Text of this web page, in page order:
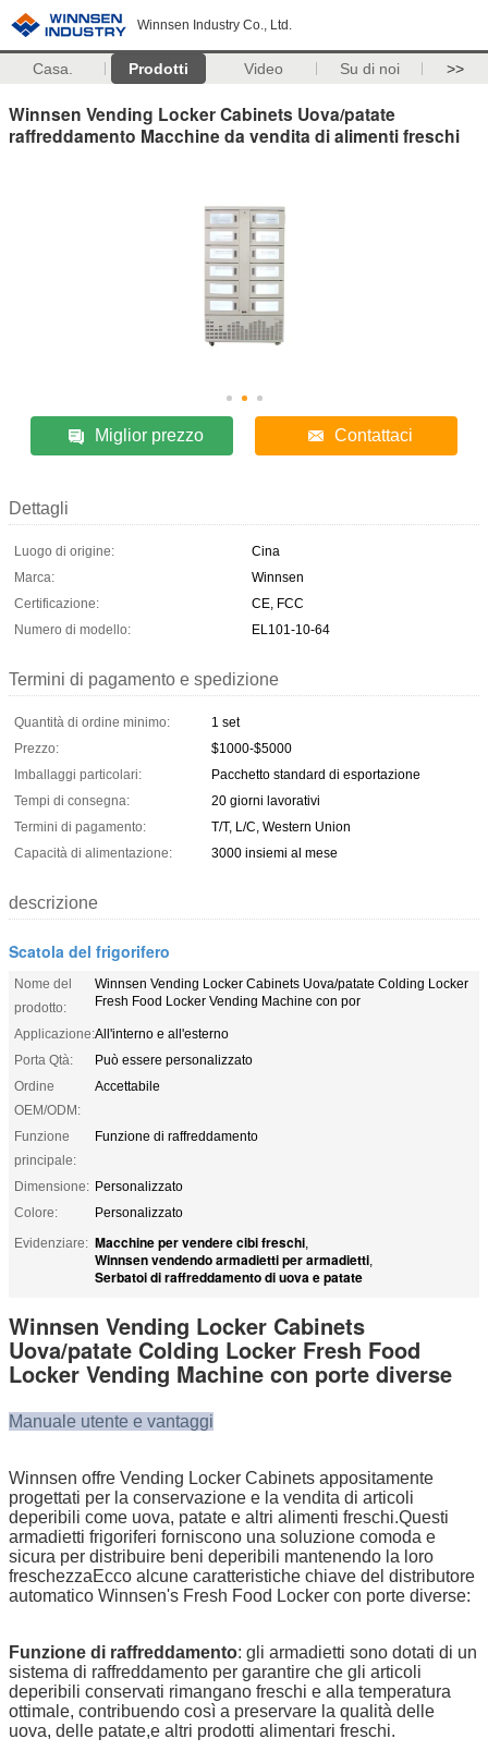
Winnsen Industry Co., Ltd.
Casa. Prodotti Video Su di noi >>
Winnsen Vending Locker Cabinets Uova/patate
raffreddamento Macchine da vendita di alimenti freschi
Miglior prezzo Contattaci
Dettagli
Luogo di origine:
Cina
Marca:
Winnsen
Certificazione:
CE, FCC
Numero di modello:
EL101-10-64
Termini di pagamento e spedizione
Quantità di ordine minimo:
1 set
Prezzo:
$1000-$5000
Imballaggi particolari:
Pacchetto standard di esportazione
Tempi di consegna:
20 giorni lavorativi
Termini di pagamento:
T/T, L/C, Western Union
Capacità di alimentazione:
3000 insiemi al mese
descrizione
Scatola del frigorifero
Nome del
prodotto:
Winnsen Vending Locker Cabinets Uova/patate Colding Locker
Fresh Food Locker Vending Machine con por
Applicazione:All'interno e all'esterno
Porta Qtà:
Può essere personalizzato
Ordine
OEM/ODM:
Accettabile
Funzione
principale:
Funzione di raffreddamento
Dimensione: Personalizzato
Colore:
Personalizzato
Evidenziare: Macchine per vendere cibi freschi,
Winnsen vendendo armadietti per armadietti,
Serbatoi di raffreddamento di uova e patate
Winnsen Vending Locker Cabinets
Uova/patate Colding Locker Fresh Food
Locker Vending Machine con porte diverse
Manuale utente e vantaggi
Winnsen offre Vending Locker Cabinets appositamente
progettati per la conservazione e la vendita di articoli
deperibili come uova, patate e altri alimenti freschi.Questi
armadietti frigoriferi forniscono una soluzione comoda e
sicura per distribuire beni deperibili mantenendo la loro
freschezzaEcco alcune caratteristiche chiave del distributore
automatico Winnsen's Fresh Food Locker con porte diverse:
Funzione di raffreddamento: gli armadietti sono dotati di un
sistema di raffreddamento per garantire che gli articoli
deperibili conservati rimangano freschi e alla temperatura
ottimale, contribuendo così a preservare la qualità delle
uova, delle patate,e altri prodotti alimentari freschi.